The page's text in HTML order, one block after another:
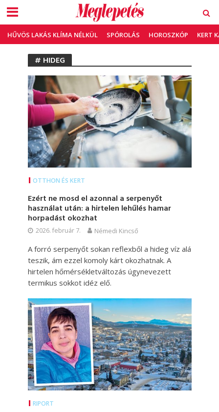
HŰVÖS LAKÁS KLÍMA NÉLKÜL SPÓROLÁS HOROSZKÓP KERT
# HIDEG
OTTHON ÉS KERT
Ezért ne mosd el azonnal a serpenyőt
használat után: a hirtelen lehűlés hamar
horpadást okozhat
2026. február 7. Némedi Kincső
A forró serpenyőt sokan reflexből a hideg víz alá
teszik, ám ezzel komoly kárt okozhatnak. A
hirtelen hőmérsékletváltozás úgynevezett
termikus sokkot idéz elő.
RIPORT